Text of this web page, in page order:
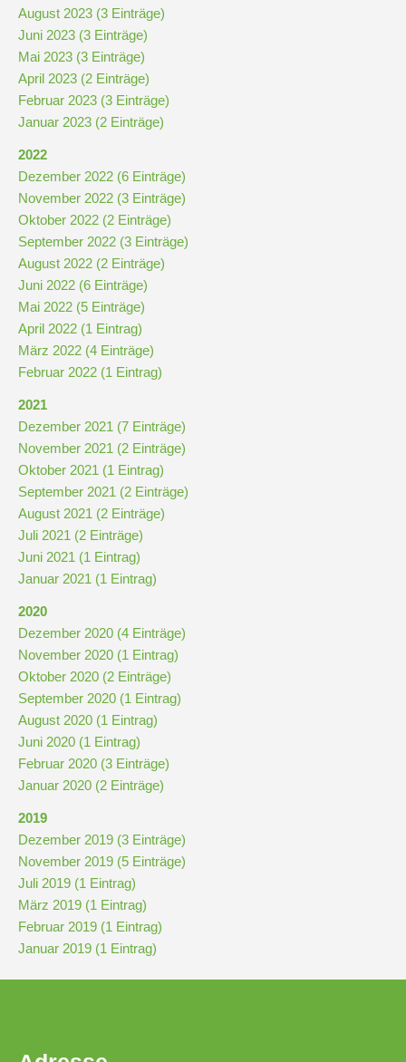
Bewegte
Pause
Schulsanitätsdienst
Vertretungsplan
Stundenraster
Realschulbildungsgang
Stufe
6
Stufe
7
und
8
9
und
10
Hauptschulbildungsgang
Wahlpflichtunterricht
ab
Kl.
7
Was
war?
Organisatorisches
August 2023 (3 Einträge)
Juni 2023 (3 Einträge)
Mai 2023 (3 Einträge)
April 2023 (2 Einträge)
Februar 2023 (3 Einträge)
Januar 2023 (2 Einträge)
2022
Dezember 2022 (6 Einträge)
November 2022 (3 Einträge)
Oktober 2022 (2 Einträge)
September 2022 (3 Einträge)
August 2022 (2 Einträge)
Juni 2022 (6 Einträge)
Mai 2022 (5 Einträge)
April 2022 (1 Eintrag)
März 2022 (4 Einträge)
Februar 2022 (1 Eintrag)
2021
Dezember 2021 (7 Einträge)
November 2021 (2 Einträge)
Oktober 2021 (1 Eintrag)
September 2021 (2 Einträge)
August 2021 (2 Einträge)
Juli 2021 (2 Einträge)
Juni 2021 (1 Eintrag)
Januar 2021 (1 Eintrag)
2020
Dezember 2020 (4 Einträge)
November 2020 (1 Eintrag)
Oktober 2020 (2 Einträge)
September 2020 (1 Eintrag)
August 2020 (1 Eintrag)
Juni 2020 (1 Eintrag)
Februar 2020 (3 Einträge)
Januar 2020 (2 Einträge)
2019
Dezember 2019 (3 Einträge)
November 2019 (5 Einträge)
Juli 2019 (1 Eintrag)
März 2019 (1 Eintrag)
Februar 2019 (1 Eintrag)
Januar 2019 (1 Eintrag)